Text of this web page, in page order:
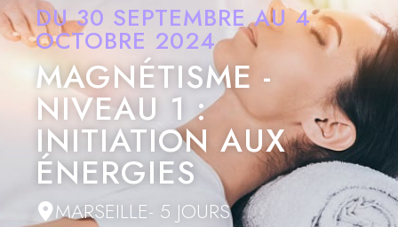
DU 30 SEPTEMBRE AU 4
OCTOBRE 2024
MAGNÉTISME -
NIVEAU 1 :
INITIATION AUX
ÉNERGIES
MARSEILLE- 5 JOURS